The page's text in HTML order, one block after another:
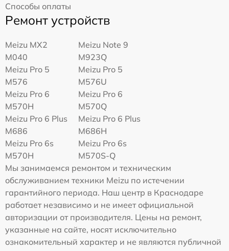
Способы оплаты
Ремонт устройств
Meizu MX2
M040
Meizu Note 9
M923Q
Meizu Pro 5
M576
Meizu Pro 5
M576U
Meizu Pro 6
M570H
Meizu Pro 6
M570Q
Meizu Pro 6 Plus
M686
Meizu Pro 6 Plus
M686H
Meizu Pro 6s
M570H
Meizu Pro 6s
M570S-Q
Мы занимаемся ремонтом и техническим
обслуживанием техники Meizu по истечении
гарантийного периода. Наш центр в Краснодаре
работает независимо и не имеет официальной
авторизации от производителя. Цены на ремонт,
указанные на сайте, носят исключительно
ознакомительный характер и не являются публичной